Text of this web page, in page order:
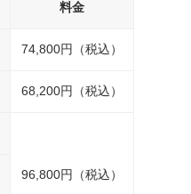
料金
74,800円（税込）
68,200円（税込）
96,800円（税込）